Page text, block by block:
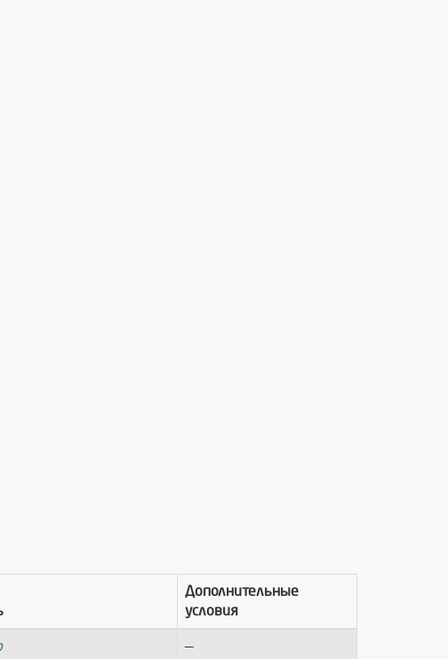
Дополнительные
условия
—